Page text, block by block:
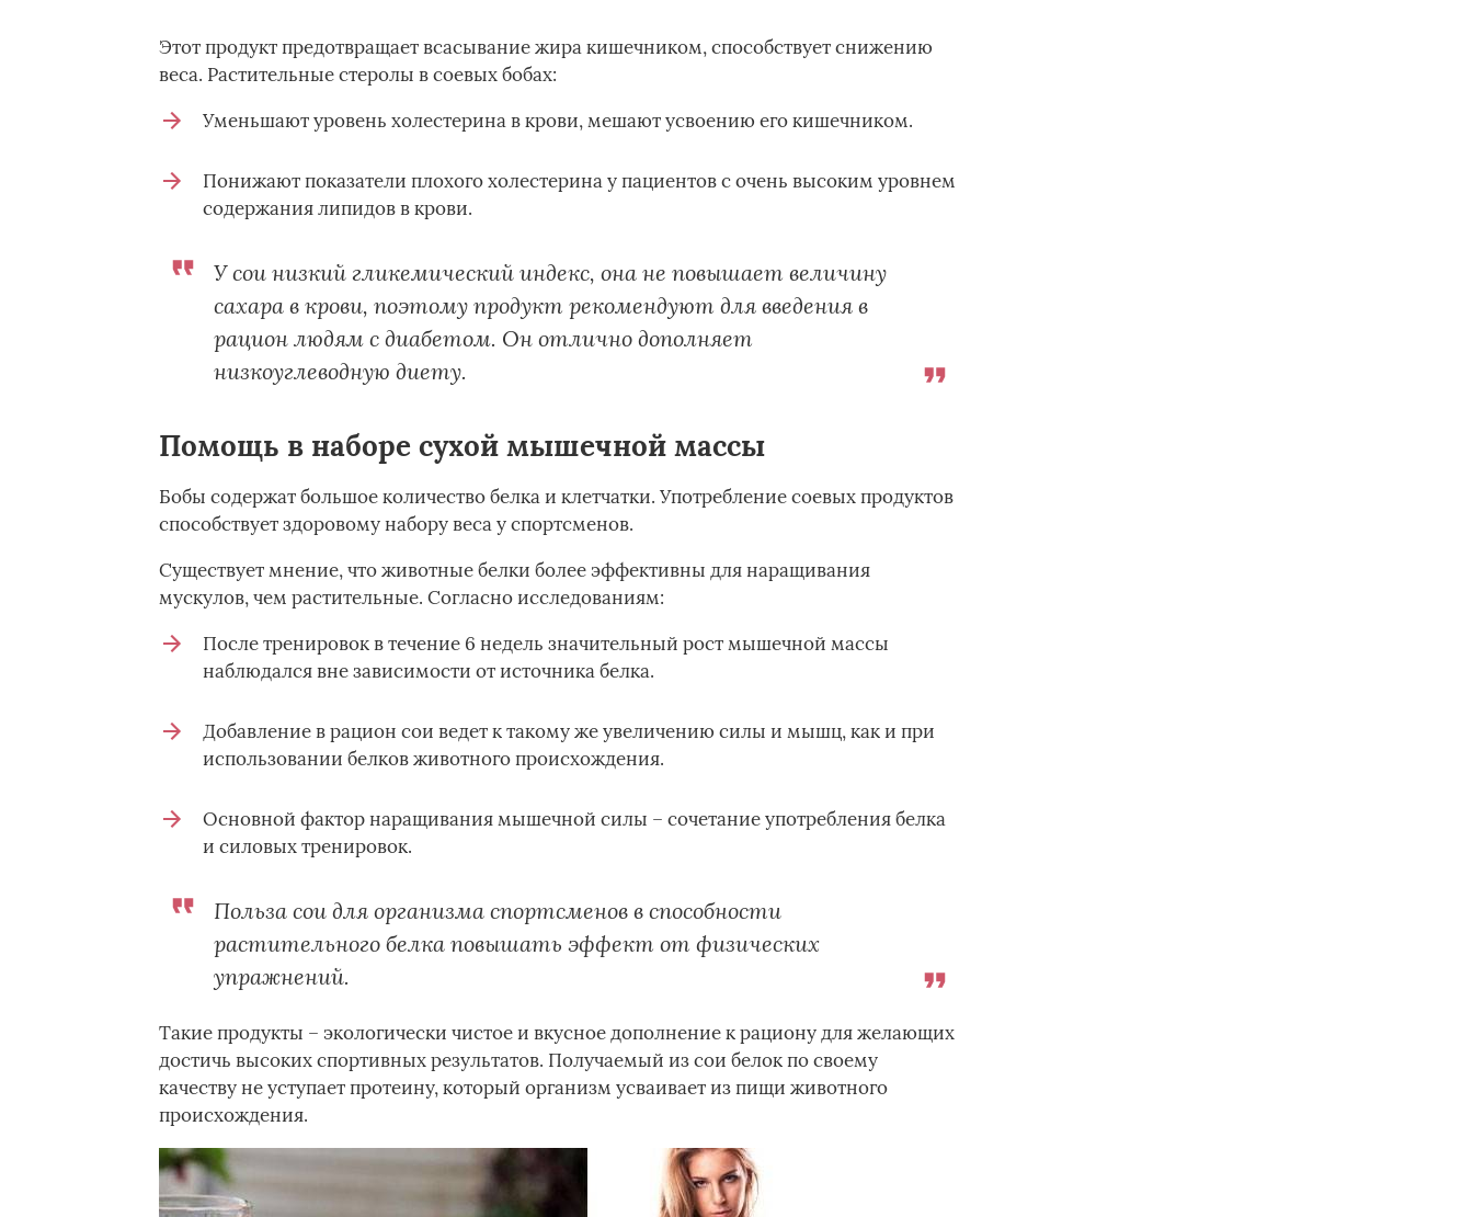
Этот продукт предотвращает всасывание жира кишечником, способствует снижению
веса. Растительные стеролы в соевых бобах:
Уменьшают уровень холестерина в крови, мешают усвоению его кишечником.
Понижают показатели плохого холестерина у пациентов с очень высоким уровнем
содержания липидов в крови.
У сои низкий гликемический индекс, она не повышает величину
сахара в крови, поэтому продукт рекомендуют для введения в
рацион людям с диабетом. Он отлично дополняет
низкоуглеводную диету.
Помощь в наборе сухой мышечной массы
Бобы содержат большое количество белка и клетчатки. Употребление соевых продуктов
способствует здоровому набору веса у спортсменов.
Существует мнение, что животные белки более эффективны для наращивания
мускулов, чем растительные. Согласно исследованиям:
После тренировок в течение 6 недель значительный рост мышечной массы
наблюдался вне зависимости от источника белка.
Добавление в рацион сои ведет к такому же увеличению силы и мышц, как и при
использовании белков животного происхождения.
Основной фактор наращивания мышечной силы – сочетание употребления белка
и силовых тренировок.
Польза сои для организма спортсменов в способности
растительного белка повышать эффект от физических
упражнений.
Такие продукты – экологически чистое и вкусное дополнение к рациону для желающих
достичь высоких спортивных результатов. Получаемый из сои белок по своему
качеству не уступает протеину, который организм усваивает из пищи животного
происхождения.